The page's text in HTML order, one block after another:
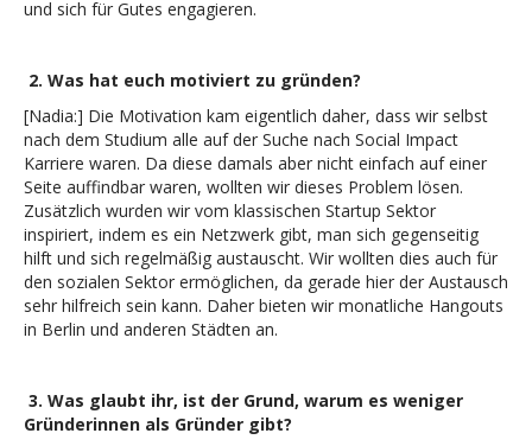
und sich für Gutes engagieren.
2. Was hat euch motiviert zu gründen?
[Nadia:] Die Motivation kam eigentlich daher, dass wir selbst
nach dem Studium alle auf der Suche nach Social Impact
Karriere waren. Da diese damals aber nicht einfach auf einer
Seite auffindbar waren, wollten wir dieses Problem lösen.
Zusätzlich wurden wir vom klassischen Startup Sektor
inspiriert, indem es ein Netzwerk gibt, man sich gegenseitig
hilft und sich regelmäßig austauscht. Wir wollten dies auch für
den sozialen Sektor ermöglichen, da gerade hier der Austausch
sehr hilfreich sein kann. Daher bieten wir monatliche Hangouts
in Berlin und anderen Städten an.
3. Was glaubt ihr, ist der Grund, warum es weniger
Gründerinnen als Gründer gibt?